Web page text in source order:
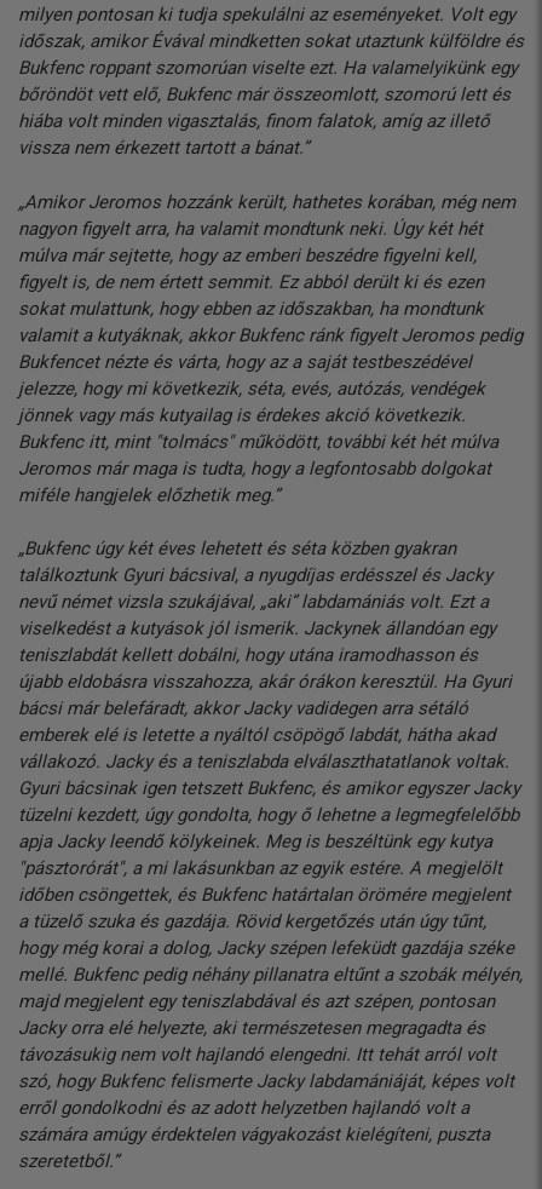
milyen pontosan ki tudja spekulálni az eseményeket. Volt egy
időszak, amikor Évával mindketten sokat utaztunk külföldre és
Bukfenc roppant szomorúan viselte ezt. Ha valamelyikünk egy
bőröndöt vett elő, Bukfenc már összeomlott, szomorú lett és
hiába volt minden vigasztalás, finom falatok, amíg az illető
vissza nem érkezett tartott a bánat.”
„Amikor Jeromos hozzánk került, hathetes korában, még nem
nagyon figyelt arra, ha valamit mondtunk neki. Úgy két hét
múlva már sejtette, hogy az emberi beszédre figyelni kell,
figyelt is, de nem értett semmit. Ez abból derült ki és ezen
sokat mulattunk, hogy ebben az időszakban, ha mondtunk
valamit a kutyáknak, akkor Bukfenc ránk figyelt Jeromos pedig
Bukfencet nézte és várta, hogy az a saját testbeszédével
jelezze, hogy mi következik, séta, evés, autózás, vendégek
jönnek vagy más kutyailag is érdekes akció következik.
Bukfenc itt, mint "tolmács" működött, további két hét múlva
Jeromos már maga is tudta, hogy a legfontosabb dolgokat
miféle hangjelek előzhetik meg.”
„Bukfenc úgy két éves lehetett és séta közben gyakran
találkoztunk Gyuri bácsival, a nyugdíjas erdésszel és Jacky
nevű német vizsla szukájával, „aki” labdamániás volt. Ezt a
viselkedést a kutyások jól ismerik. Jackynek állandóan egy
teniszlabdát kellett dobálni, hogy utána iramodhasson és
újabb eldobásra visszahozza, akár órákon keresztül. Ha Gyuri
bácsi már belefáradt, akkor Jacky vadidegen arra sétáló
emberek elé is letette a nyáltól csöpögő labdát, hátha akad
vállakozó. Jacky és a teniszlabda elválaszthatatlanok voltak.
Gyuri bácsinak igen tetszett Bukfenc, és amikor egyszer Jacky
tüzelni kezdett, úgy gondolta, hogy ő lehetne a legmegfelelőbb
apja Jacky leendő kölykeinek. Meg is beszéltünk egy kutya
"pásztorórát", a mi lakásunkban az egyik estére. A megjelölt
időben csöngettek, és Bukfenc határtalan örömére megjelent
a tüzelő szuka és gazdája. Rövid kergetőzés után úgy tűnt,
hogy még korai a dolog, Jacky szépen lefeküdt gazdája széke
mellé. Bukfenc pedig néhány pillanatra eltűnt a szobák mélyén,
majd megjelent egy teniszlabdával és azt szépen, pontosan
Jacky orra elé helyezte, aki természetesen megragadta és
távozásukig nem volt hajlandó elengedni. Itt tehát arról volt
szó, hogy Bukfenc felismerte Jacky labdamániáját, képes volt
erről gondolkodni és az adott helyzetben hajlandó volt a
számára amúgy érdektelen vágyakozást kielégíteni, puszta
szeretetből.”